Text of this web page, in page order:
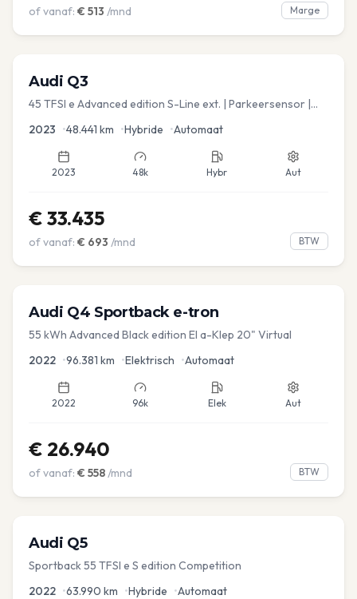
of vanaf: € 513 /mnd Marge
Audi Q3
45 TFSI e Advanced edition S-Line ext. | Parkeersensor |
2023 •48.441 km •Hybride •Automaat
2023 48k Hybr Aut
€ 33.435
of vanaf: € 693 /mnd BTW
Audi Q4 Sportback e-tron
55 kWh Advanced Black edition El a-Klep 20" Virtual
2022 •96.381 km •Elektrisch •Automaat
2022 96k Elek Aut
€ 26.940
of vanaf: € 558/mnd BTW
Audi Q5
Sportback 55 TFSI e S edition Competition
2022 •63.990 km •Hybride •Automaat